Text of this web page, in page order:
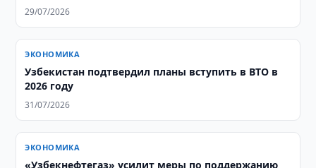
29/07/2026
ЭКОНОМИКА
Узбекистан подтвердил планы вступить в ВТО в
2026 году
31/07/2026
ЭКОНОМИКА
«Узбекнефтегаз» усилит меры по поддержанию